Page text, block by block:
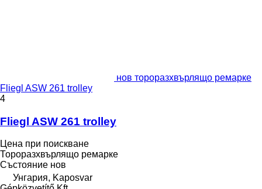
нов тороразхвърлящо ремарке
Fliegl ASW 261 trolley
4
Fliegl ASW 261 trolley
Цена при поискване
Тороразхвърлящо ремарке
Състояние нов
Унгария, Kaposvar